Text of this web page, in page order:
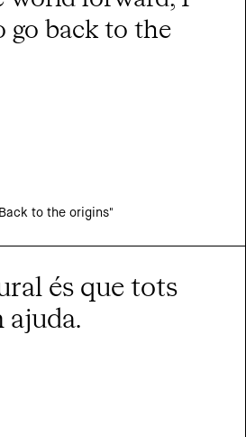
go back to the
to the origins"
és que tots
ajuda.